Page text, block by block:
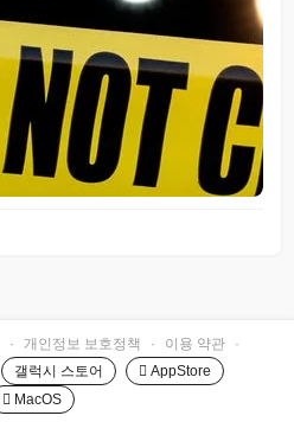
· 개인정보 보호정책 · 이용 약관
·
갤럭시 스토어
 AppStore
 MacOS